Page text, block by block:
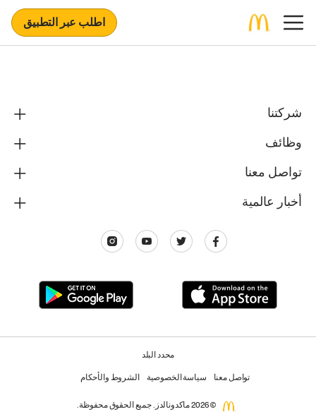
اطلب عبر التطبيق
شركتنا
وظائف
تواصل معنا
أخبار عالمية
محدد البلد
تواصل معنا سياسة الخصوصية الشروط والأحكام
© 2026 ماكدونالدز. جميع الحقوق محفوظة.